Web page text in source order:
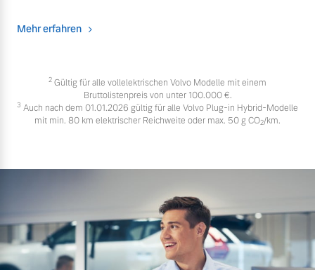
Mehr erfahren
2 Gültig für alle vollelektrischen Volvo Modelle mit einem
Bruttolistenpreis von unter 100.000 €.
3 Auch nach dem 01.01.2026 gültig für alle Volvo Plug-in Hybrid-Modelle
mit min. 80 km elektrischer Reichweite oder max. 50 g CO2/km.